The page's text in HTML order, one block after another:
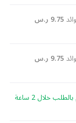
9.75 ر.س
9.75 ر.س